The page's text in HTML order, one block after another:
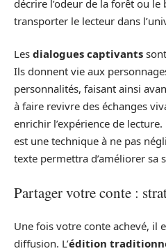
décrire l’odeur de la forêt ou
transporter le lecteur dans
Les dialogues captivants
Ils donnent vie aux
personnalités, faisant ainsi
à faire revivre des échanges
enrichir l’expérience de lecture.
est une technique à ne pas
texte permettra d’améliorer sa
Partager votre conte :
Une fois votre conte achevé, il
diffusion. L’édition